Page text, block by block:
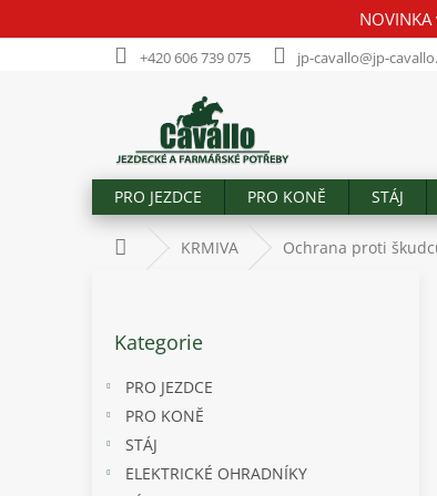
+420 606 739 075 jp-cavallo@jp-
PRO JEZDCE PRO KONĚ STÁJ
Domů KRMIVA Ochrana proti
kategorie
Kategorie
PRO JEZDCE
PRO KONĚ
STÁJ
ELEKTRICKÉ OHRADNÍKY